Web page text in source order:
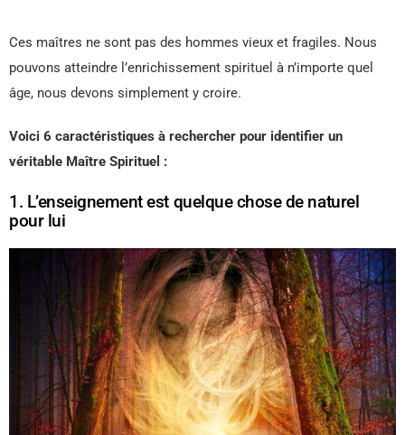
Ces maîtres ne sont pas des hommes vieux et fragiles. Nous
pouvons atteindre l’enrichissement spirituel à n’importe quel
âge, nous devons simplement y croire.
Voici 6 caractéristiques à rechercher pour identifier un
véritable Maître Spirituel :
1. L’enseignement est quelque chose de naturel
pour lui